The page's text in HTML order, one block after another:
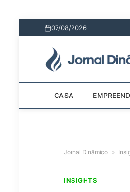
07/08/2026
CASA
Jornal Dinâmico »
INSIGHTS